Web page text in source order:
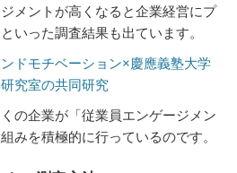
メントが高くなると企業経営にプ
いった調査結果も出ています。
ドモチベーション×慶應義塾大学
究室の共同研究
の企業が「従業員エンゲージメン
みを積極的に行っているのです。